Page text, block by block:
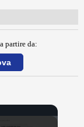
partire da: